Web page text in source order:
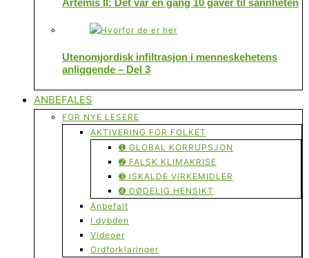
Artemis II: Det var en gang 10 gaver til sannheten
Utenomjordisk infiltrasjon i menneskehetens
anliggende – Del 3
ANBEFALES
FOR NYE LESERE
AKTIVERING FOR FOLKET
➊ GLOBAL KORRUPSJON
➋ FALSK KLIMAKRISE
➌ ISKALDE VIRKEMIDLER
➍ DØDELIG HENSIKT
Anbefalt
I dybden
Videoer
Ordforklaringer